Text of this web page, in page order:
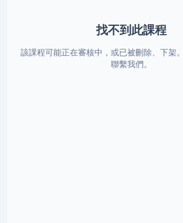
找不到此課程
該課程可能正在審核中，或已被刪除、下架
聯繫我們。